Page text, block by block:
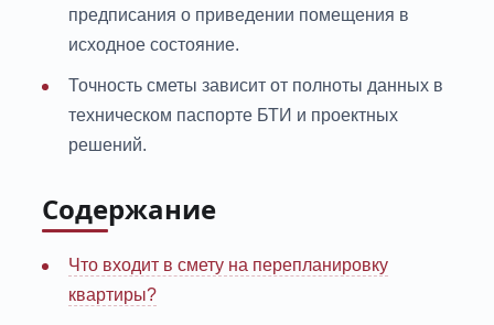
предписания о приведении помещения в
исходное состояние.
Точность сметы зависит от полноты данных в
техническом паспорте БТИ и проектных
решений.
Содержание
Что входит в смету на перепланировку
квартиры?